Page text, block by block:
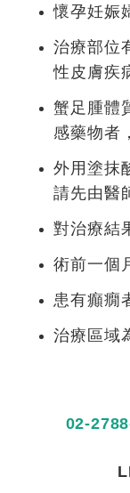
懷孕妊娠
治療部位
性皮膚疾
蟹足腫體
感藥物者
外用塗抹
請先由醫
對治療結
術前一個
患有癲癇
治療區域
02-